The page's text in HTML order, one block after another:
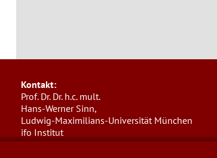
Kontakt:
Prof. Dr. Dr. h.c. mult.
Hans-Werner Sinn,
Ludwig-Maximilians-Universität München
ifo Institut
Poschingerstr. 5, 81679 München